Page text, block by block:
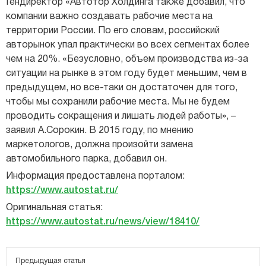
Гендиректор «Автотор Холдинга также добавил, что
компании важно создавать рабочие места на
территории России. По его словам, российский
авторынок упал практически во всех сегментах более
чем на 20%. «Безусловно, объем производства из-за
ситуации на рынке в этом году будет меньшим, чем в
предыдущем, но все-таки он достаточен для того,
чтобы мы сохранили рабочие места. Мы не будем
проводить сокращения и лишать людей работы», –
заявил А.Сорокин. В 2015 году, по мнению
маркетологов, должна произойти замена
автомобильного парка, добавил он.
Информация предоставлена порталом:
https://www.autostat.ru/
Оригинальная статья:
https://www.autostat.ru/news/view/18410/
Предыдущая статья